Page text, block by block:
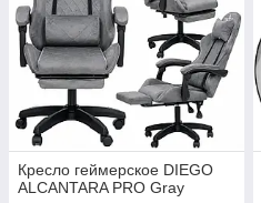
Кресло геймерское DIEGO
ALCANTARA PRO Gray